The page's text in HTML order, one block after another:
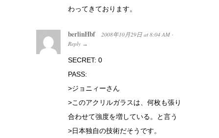
わってきております。
berlinHbf 2008年10月29日 at 8:04 AM ·
Reply →
SECRET: 0
PASS:
>ジョニィーさん
>このアクリルガラスは、何枚も張り
合わせて強度を増している。と言う
>日本独自の技術だそうです。